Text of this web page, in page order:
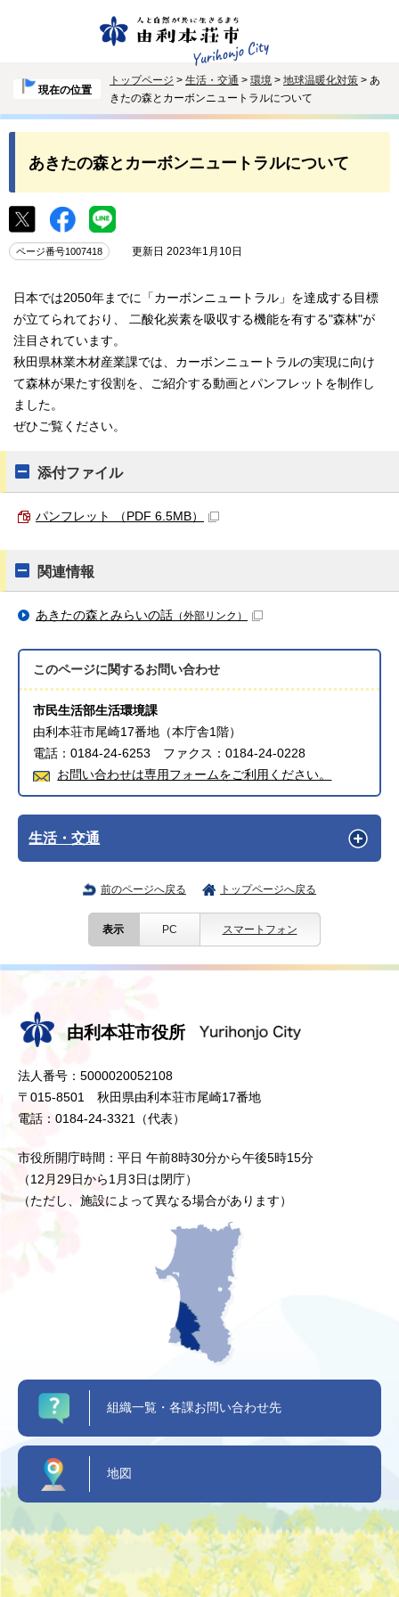
現在の位置
トップページ > 生活・交通 > 環境 > 地球温暖化対策 > あ
きたの森とカーボンニュートラルについて
あきたの森とカーボンニュートラルについて
ページ番号1007418 更新日 2023年1月10日
日本では2050年までに「カーボンニュートラル」を達成する目標
が立てられており、 二酸化炭素を吸収する機能を有する"森林"が
注目されています。
秋田県林業木材産業課では、カーボンニュートラルの実現に向け
て森林が果たす役割を、ご紹介する動画とパンフレットを制作し
ました。
ぜひご覧ください。
添付ファイル
パンフレット （PDF 6.5MB）
関連情報
あきたの森とみらいの話 （外部リンク）
このページに関するお問い合わせ
市民生活部生活環境課
由利本荘市尾崎17番地（本庁舎1階）
電話：0184-24-6253 ファクス：0184-24-0228
お問い合わせは専用フォームをご利用ください。
生活・交通
前のページへ戻る トップページへ戻る
表示 PC スマートフォン
由利本荘市役所
法人番号：5000020052108
〒015-8501 秋田県由利本荘市尾崎17番地
電話：0184-24-3321（代表）
市役所開庁時間：平日 午前8時30分から午後5時15分
（12月29日から1月3日は閉庁）
（ただし、施設によって異なる場合があります）
組織一覧・各課お問い合わせ先
地図